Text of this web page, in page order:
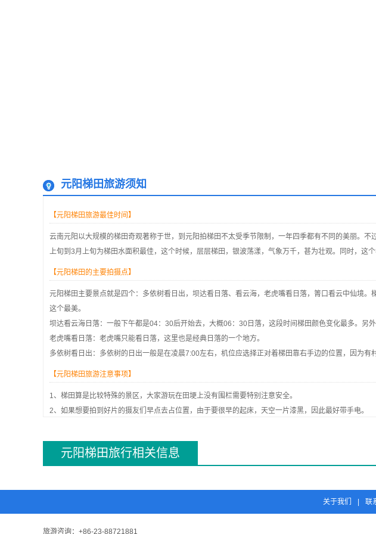
元阳梯田旅游须知
【元阳梯田旅游最佳时间】
云南元阳以大规模的梯田奇观著称于世，到元阳拍梯田不太受季节限制，一年四季都有不同的美丽。
上旬到3月上旬为梯田水面积最佳，这个时候，层层梯田，银波荡漾，气象万千，甚为壮观。同时，这
【元阳梯田的主要拍摄点】
元阳梯田主要景点就是四个：多依树看日出，坝达看日落、看云海，老虎嘴看日落，箐口看云中仙境
这个最美。
坝达看云海日落：一般下午都是04：30后开始去，大概06：30日落，这段时间梯田颜色变化最多。另
老虎嘴看日落：老虎嘴只能看日落，这里也是经典日落的一个地方。
多依树看日出：多依树的日出一般是在凌晨7:00左右，机位应选择正对着梯田靠右手边的位置，因为
【元阳梯田旅游注意事项】
1、梯田算是比较特殊的景区，大家游玩在田埂上没有围栏需要特别注意安全。
2、如果想要拍到好片的摄友们早点去占位置，由于要很早的起床，天空一片漆黑，因此最好带手电。
4、元阳各个景点之间的距离比较元，如果不是自驾的话，建议大家包车或者还是拼车。
5、友情提示一下，在旺季住宿千万要提前预定，首先价格会便宜一些，其次就是晚了可能预定不到了。
元阳梯田旅行相关信息
关于我们 联
旅游咨询： +86-23-88721881